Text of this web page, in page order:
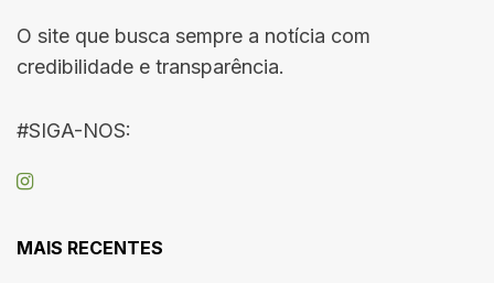
O site que busca sempre a notícia com
credibilidade e transparência.
#SIGA-NOS:
MAIS RECENTES